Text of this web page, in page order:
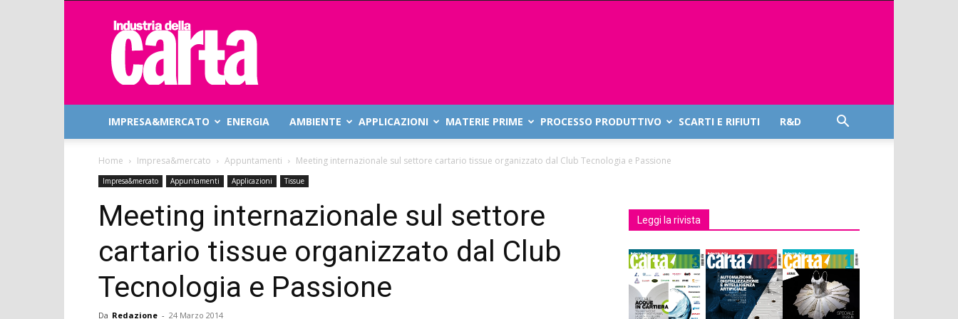
Industria
della
Carta
IMPRESA&MERCATO ENERGIA AMBIENTE APPLICAZIONI MATERIE PRIME PROCESSO PRODUTTIVO SCARTI E RIFIUTI R&D
Home Impresa&mercato Appuntamenti Meeting internazionale sul settore cartario tissue organizzato dal Club Tecnologia e Passione
Impresa&mercato Appuntamenti Applicazioni Tissue
Meeting internazionale sul settore
cartario tissue organizzato dal Club
Tecnologia e Passione
Da Redazione - 24 Marzo 2014
Leggi la rivista